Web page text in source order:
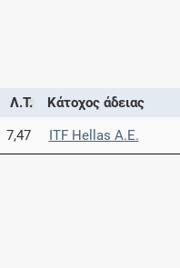
Λ.Τ.
Κάτοχος άδειας
7,47 ITF Hellas Α.Ε.